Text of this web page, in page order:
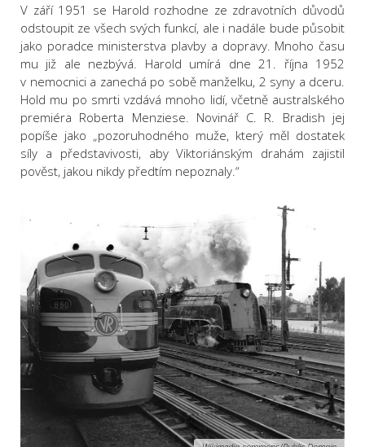
V září 1951 se Harold rozhodne ze zdravotních důvodů
odstoupit ze všech svých funkcí, ale i nadále bude působit
jako poradce ministerstva plavby a dopravy. Mnoho času
mu již ale nezbývá. Harold umírá dne 21. října 1952
v nemocnici a zanechá po sobě manželku, 2 syny a dceru.
Hold mu po smrti vzdává mnoho lidí, včetně australského
premiéra Roberta Menziese. Novinář C. R. Bradish jej
popíše jako „pozoruhodného muže, který měl dostatek
síly a představivosti, aby Viktoriánským drahám zajistil
pověst, jakou nikdy předtím nepoznaly.“